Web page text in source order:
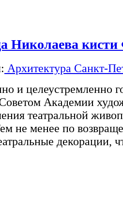
Николаева
Архитектура Санкт-
и целеустремленно
Академии
театральной
не менее по
декорации,